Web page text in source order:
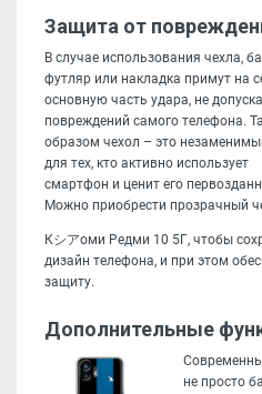
Защита от
В случае использования чехла,
футляр или накладка примут на
основную часть удара, не
повреждений самого телефона.
образом чехол – это
для тех, кто активно использует
смартфон и ценит его
Можно приобрести прозрачный
Кシアоми Редми 10 5Г, чтобы
дизайн телефона, и при этом
защиту.
Дополнительные
не просто